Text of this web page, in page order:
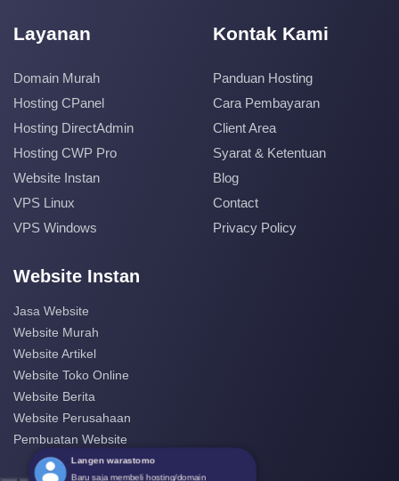
Layanan
Domain Murah
Hosting CPanel
Hosting DirectAdmin
Hosting CWP Pro
Website Instan
VPS Linux
VPS Windows
Kontak Kami
Panduan Hosting
Cara Pembayaran
Client Area
Syarat & Ketentuan
Blog
Contact
Privacy Policy
Website Instan
Jasa Website
Website Murah
Website Artikel
Website Toko Online
Website Berita
Website Perusahaan
Pembuatan Website